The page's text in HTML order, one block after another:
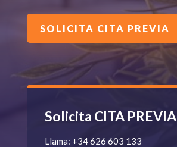
SOLICITA CITA PREVIA
Solicita CITA PREVIA
Llama: +34 626 603 133